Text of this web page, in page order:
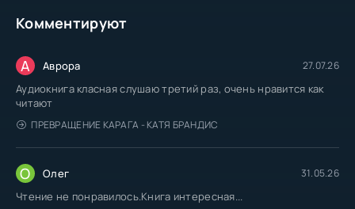
Комментируют
А Аврора 27.07.26
Аудиокнига класная слушаю третий раз, очень нравится как
читают
ПРЕВРАЩЕНИЕ КАРАГА - КАТЯ БРАНДИС
О Олег 31.05.26
Чтение не понравилось.Книга интересная...